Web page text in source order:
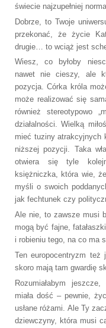
świecie najzupełniej
Dobrze, to Twoje
przekonać, że życie
drugie… to wciąż jest
Wiesz, co byłoby
nawet nie cieszy, ale
pozycja. Córka króla
może realizować się
również stereotypowo
działalności. Wielką
mieć tuziny atrakcyjnych
niższej pozycji. Taka
otwiera się tyle
księżniczka, która wie,
myśli o swoich
jak fechtunek czy
Ale nie, to zawsze musi
mogą być fajne,
i robieniu tego, na co ma
Ten europocentryzm też
skoro mają tam gwardię
Rozumiałabym
miała dość – pewnie,
usłane różami. Ale Ty
dziewczyny, która musi